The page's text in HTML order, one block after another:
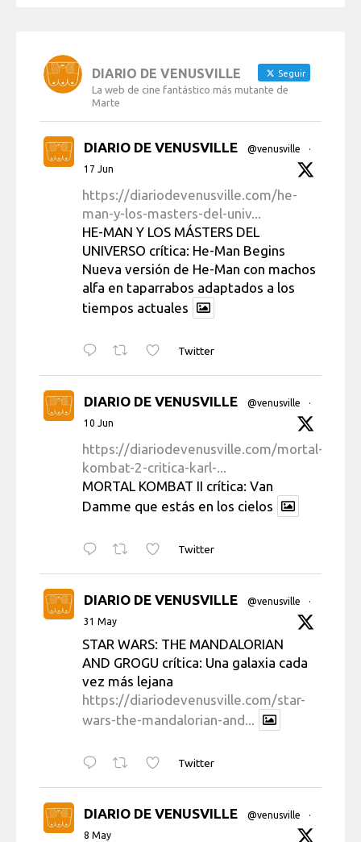
DIARIO DE VENUSVILLE Seguir
La web de cine fantástico más mutante de
Marte
DIARIO DE VENUSVILLE @venusville
·
17 Jun
https://diariodevenusville.com/he-
man-y-los-masters-del-univ...
HE-MAN Y LOS MÁSTERS DEL
UNIVERSO crítica: He-Man Begins
Nueva versión de He-Man con machos
alfa en taparrabos adaptados a los
tiempos actuales
Twitter
DIARIO DE VENUSVILLE @venusville
·
10 Jun
https://diariodevenusville.com/mortal-
kombat-2-critica-karl-...
MORTAL KOMBAT II crítica: Van
Damme que estás en los cielos
Twitter
DIARIO DE VENUSVILLE @venusville
·
31 May
STAR WARS: THE MANDALORIAN
AND GROGU crítica: Una galaxia cada
vez más lejana
https://diariodevenusville.com/star-
wars-the-mandalorian-and...
Twitter
DIARIO DE VENUSVILLE @venusville
·
8 May